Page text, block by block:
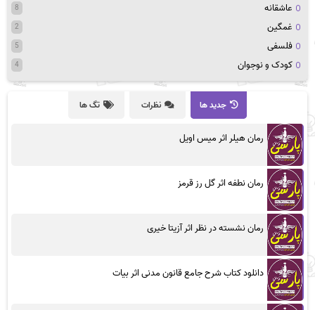
عاشقانه 8
غمگین 2
فلسفی 5
کودک و نوجوان 4
جدید ها نظرات تگ ها
رمان هیلر اثر میس اویل
رمان نطفه اثر گل رز قرمز
رمان نشسته در نظر اثر آزیتا خیری
دانلود کتاب شرح جامع قانون مدنی اثر بیات